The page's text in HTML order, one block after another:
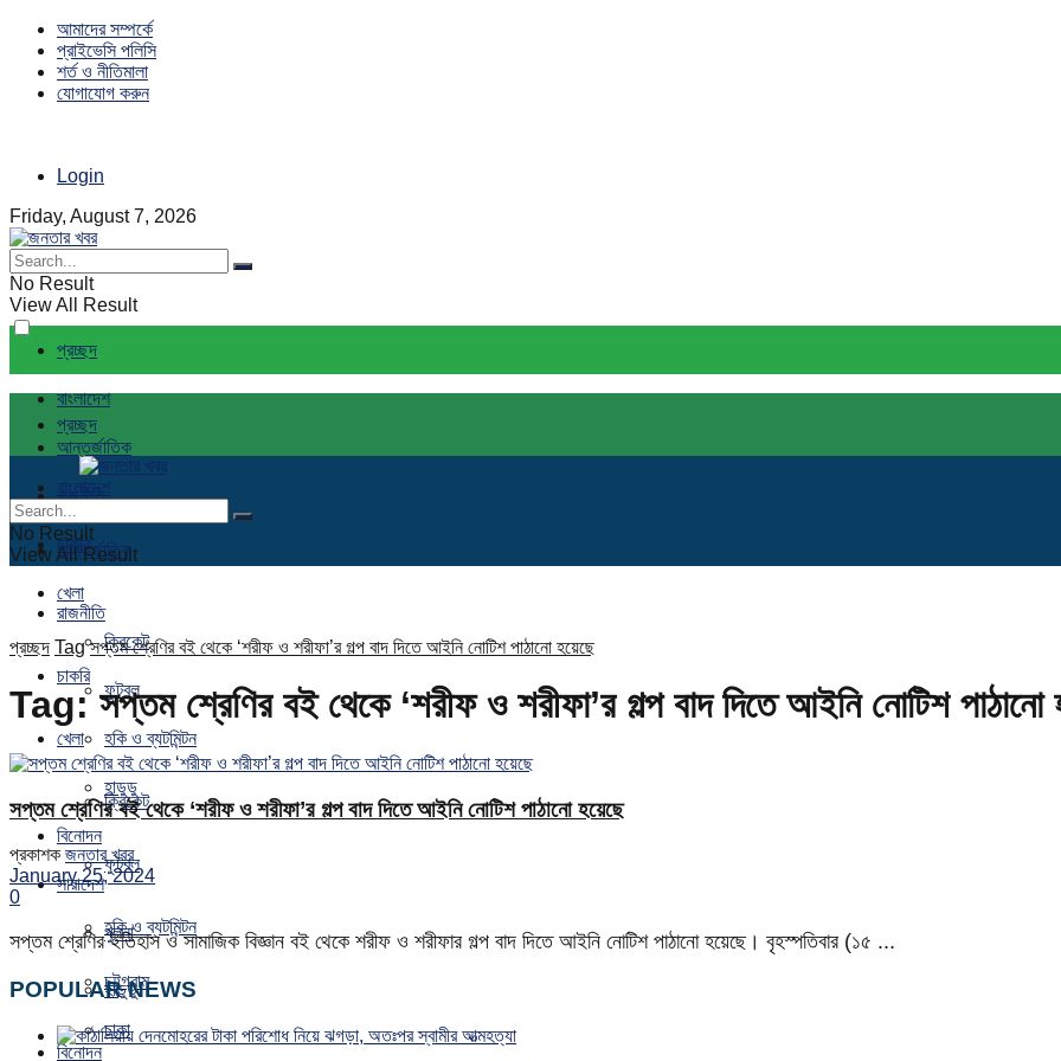
আমাদের সম্পর্কে
প্রাইভেসি পলিসি
শর্ত ও নীতিমালা
যোগাযোগ করুন
Login
Friday, August 7, 2026
No Result
View All Result
প্রচ্ছদ
বাংলাদেশ
আন্তর্জাতিক
রাজনীতি
চাকরি
খেলা
ক্রিকেট
ফুটবল
হকি ও ব্যটমিন্টন
হাডুডু
বিনোদন
সারাদেশ
খুলনা
চট্টগ্রাম
ঢাকা
প্রচ্ছদ
বাংলাদেশ
আন্তর্জাতিক
রাজনীতি
চাকরি
খেলা
ক্রিকেট
ফুটবল
হকি ও ব্যটমিন্টন
হাডুডু
বিনোদন
No Result
View All Result
প্রচ্ছদ Tag সপ্তম শ্রেণির বই থেকে ‘শরীফ ও শরীফা’র গল্প বাদ দিতে আইনি নোটিশ পাঠানো হয়েছে
Tag:সপ্তম শ্রেণির বই থেকে ‘শরীফ ও শরীফা’র গল্প বাদ দিতে আইনি নোটিশ পাঠানো
সপ্তম শ্রেণির বই থেকে ‘শরীফ ও শরীফা’র গল্প বাদ দিতে আইনি নোটিশ পাঠানো হয়েছে
প্রকাশক জনতার খবর
January 25, 2024
0
সপ্তম শ্রেণির ইতিহাস ও সামাজিক বিজ্ঞান বই থেকে শরীফ ও শরীফার গল্প বাদ দিতে আইনি নোটিশ পাঠানো হয়েছে। বৃহস্পতিবার (১৫ ...
POPULAR NEWS